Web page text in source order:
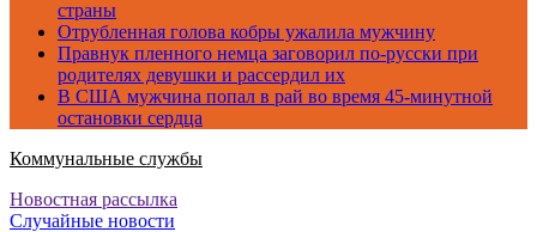
страны
Отрубленная голова кобры ужалила мужчину
Правнук пленного немца заговорил по-русски при
родителях девушки и рассердил их
В США мужчина попал в рай во время 45-минутной
остановки сердца
Коммунальные службы
Новостная рассылка
Случайные новости